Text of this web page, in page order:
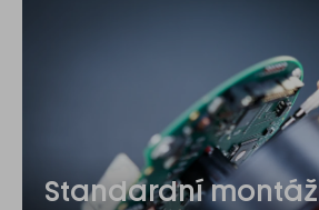
Standardní montáž